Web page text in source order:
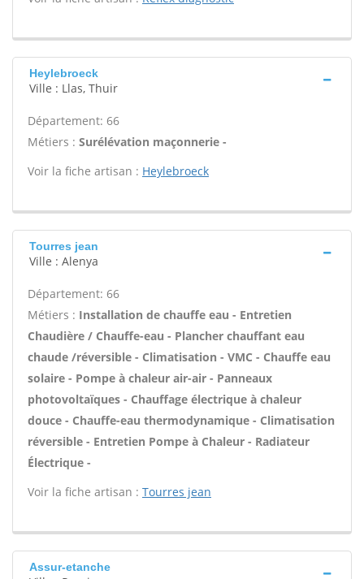
Heylebroeck
Ville : Llas, Thuir
Département: 66
Métiers : Surélévation maçonnerie -
Voir la fiche artisan : Heylebroeck
Tourres jean
Ville : Alenya
Département: 66
Métiers : Installation de chauffe eau - Entretien
Chaudière / Chauffe-eau - Plancher chauffant eau
chaude /réversible - Climatisation - VMC - Chauffe eau
solaire - Pompe à chaleur air-air - Panneaux
photovoltaïques - Chauffage électrique à chaleur
douce - Chauffe-eau thermodynamique - Climatisation
réversible - Entretien Pompe à Chaleur - Radiateur
Électrique -
Voir la fiche artisan : Tourres jean
Assur-etanche